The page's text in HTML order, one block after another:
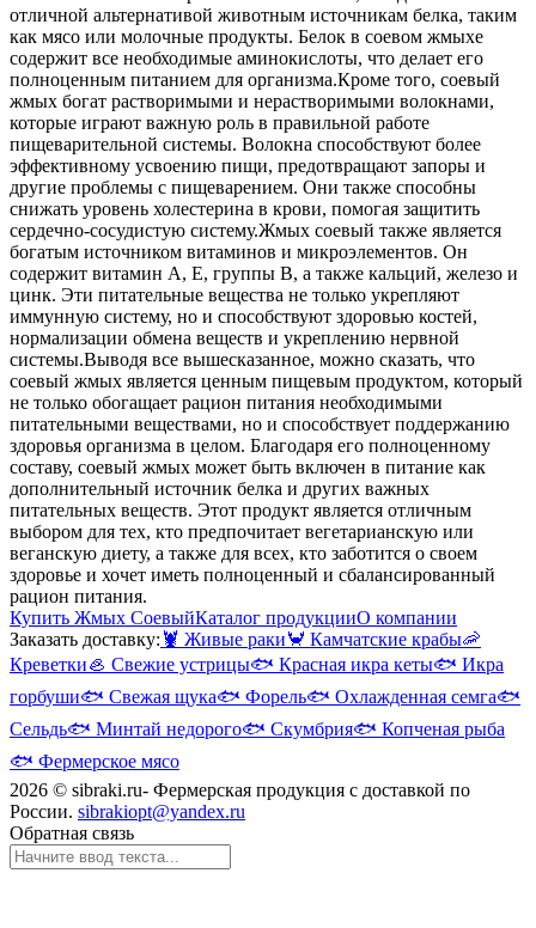
отличной альтернативой животным источникам белка, таким
как мясо или молочные продукты. Белок в соевом жмыхе
содержит все необходимые аминокислоты, что делает его
полноценным питанием для организма.Кроме того, соевый
жмых богат растворимыми и нерастворимыми волокнами,
которые играют важную роль в правильной работе
пищеварительной системы. Волокна способствуют более
эффективному усвоению пищи, предотвращают запоры и
другие проблемы с пищеварением. Они также способны
снижать уровень холестерина в крови, помогая защитить
сердечно-сосудистую систему.Жмых соевый также является
богатым источником витаминов и микроэлементов. Он
содержит витамин А, Е, группы В, а также кальций, железо и
цинк. Эти питательные вещества не только укрепляют
иммунную систему, но и способствуют здоровью костей,
нормализации обмена веществ и укреплению нервной
системы.Выводя все вышесказанное, можно сказать, что
соевый жмых является ценным пищевым продуктом, который
не только обогащает рацион питания необходимыми
питательными веществами, но и способствует поддержанию
здоровья организма в целом. Благодаря его полноценному
составу, соевый жмых может быть включен в питание как
дополнительный источник белка и других важных
питательных веществ. Этот продукт является отличным
выбором для тех, кто предпочитает вегетарианскую или
веганскую диету, а также для всех, кто заботится о своем
здоровье и хочет иметь полноценный и сбалансированный
рацион питания.
Купить Жмых СоевыйКаталог продукцииО компании
Заказать доставку: 🦞 Живые раки🦀 Камчатские крабы🦐
Креветки🦪 Свежие устрицы🐟 Красная икра кеты🐟 Икра
горбуши🐟 Свежая щука🐟 Форель🐟 Охлажденная семга🐟
Сельдь🐟 Минтай недорого🐟 Скумбрия🐟 Копченая рыба
🐟 Фермерское мясо
2026 © sibraki.ru- Фермерская продукция с доставкой по
России. sibrakiopt@yandex.ru
Обратная связь